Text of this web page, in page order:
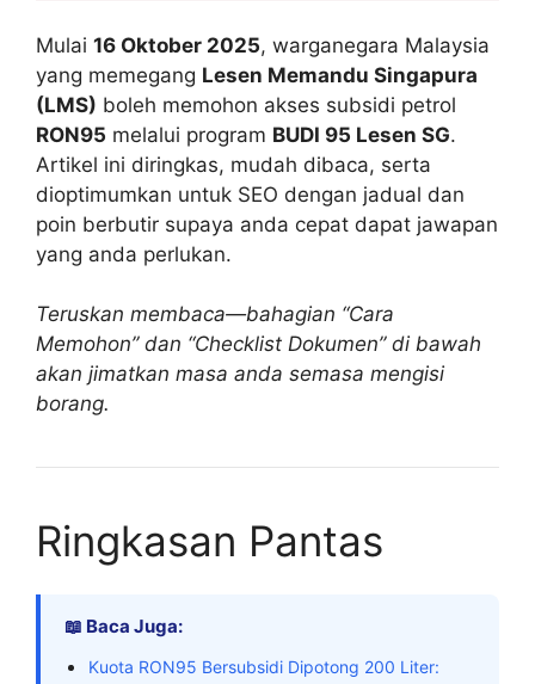
Mulai 16 Oktober 2025, warganegara Malaysia
yang memegang Lesen Memandu Singapura
(LMS) boleh memohon akses subsidi petrol
RON95 melalui program BUDI 95 Lesen SG.
Artikel ini diringkas, mudah dibaca, serta
dioptimumkan untuk SEO dengan jadual dan
poin berbutir supaya anda cepat dapat jawapan
yang anda perlukan.
Teruskan membaca—bahagian “Cara
Memohon” dan “Checklist Dokumen” di bawah
akan jimatkan masa anda semasa mengisi
borang.
Ringkasan Pantas
📖 Baca Juga:
Kuota RON95 Bersubsidi Dipotong 200 Liter: